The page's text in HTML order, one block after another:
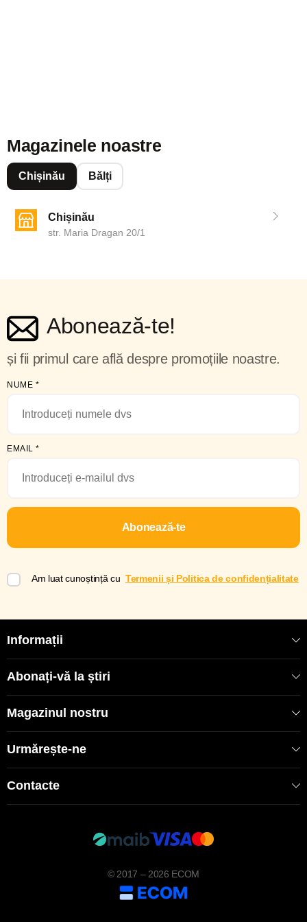
Magazinele noastre
Chișinău Bălți
Chișinău
str. Maria Dragan 20/1
Abonează-te!
și fii primul care află despre promoțiile noastre.
NUME *
EMAIL *
Abonează-te
Am luat cunoștință cu Termenii și Politica de confidențialitate
Informații
Abonați-vă la știri
Magazinul nostru
Urmărește-ne
Contacte
© 2017 – 2026 ECOM